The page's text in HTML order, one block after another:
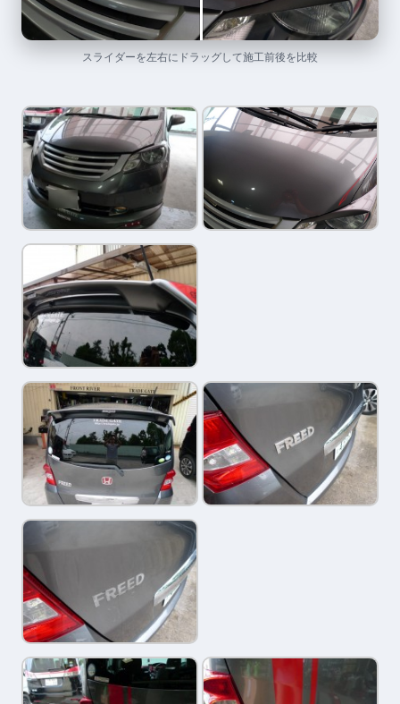
スライダーを左右にドラッグして施工前後を比較